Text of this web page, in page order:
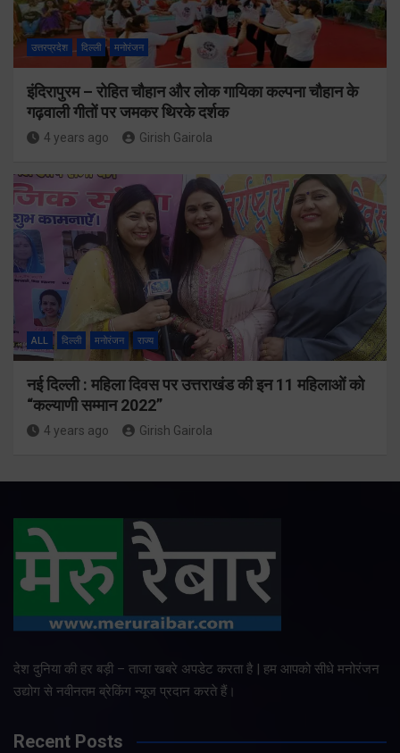
उत्तरप्रदेश दिल्ली मनोरंजन
इंदिरापुरम – रोहित चौहान और लोक गायिका कल्पना चौहान के
गढ़वाली गीतों पर जमकर थिरके दर्शक
4 years ago Girish Gairola
ALL दिल्ली मनोरंजन राज्य
नई दिल्ली : महिला दिवस पर उत्तराखंड की इन 11 महिलाओं को
“कल्याणी सम्मान 2022”
4 years ago Girish Gairola
देश दुनिया की हर बड़ी – ताजा खबरे अपडेट करता है | हम आपको सीधे मनोरंजन
उद्योग से नवीनतम ब्रेकिंग न्यूज प्रदान करते हैं।
Recent Posts